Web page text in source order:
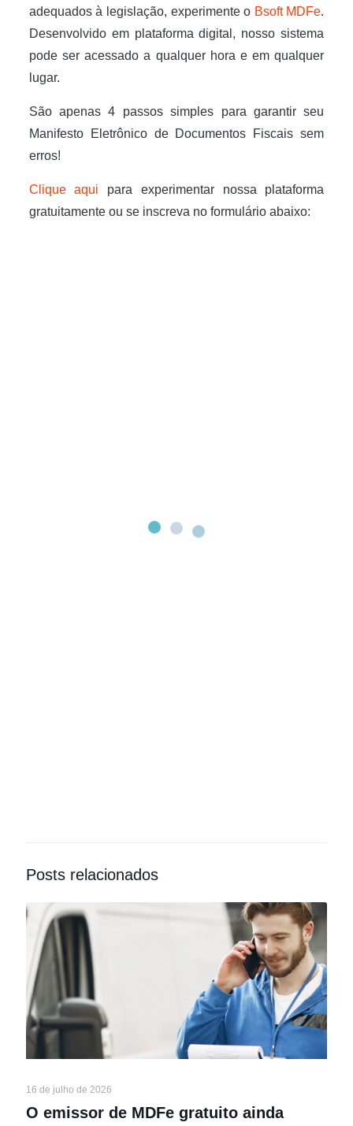
adequados à legislação, experimente o Bsoft MDFe.
Desenvolvido em plataforma digital, nosso sistema
pode ser acessado a qualquer hora e em qualquer
lugar.
São apenas 4 passos simples para garantir seu
Manifesto Eletrônico de Documentos Fiscais sem
erros!
Clique aqui para experimentar nossa plataforma
gratuitamente ou se inscreva no formulário abaixo:
Posts relacionados
16 de julho de 2026
O emissor de MDFe gratuito ainda